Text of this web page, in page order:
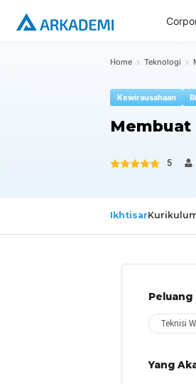
Home Teknologi
Kewirausahaan
5
Ikhtisar
Peluang
Teknisi
Yang